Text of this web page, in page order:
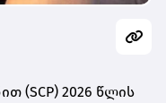
(SCP) 2026 წლის